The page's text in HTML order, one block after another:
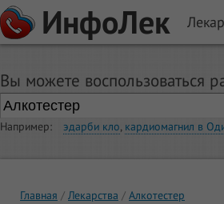
ИнфоЛек
Вы можете воспользоваться
Например: эдарби кло, кардиомагнил в
Главная Лекарства Алкотестер